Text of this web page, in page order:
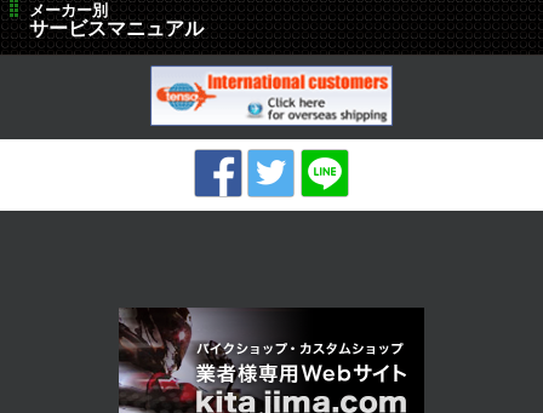
メーカー別
サービスマニュアル